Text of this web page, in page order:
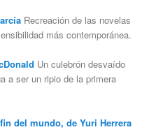
Recreación de las novelas
más contemporánea.
Un culebrón desvaído
a ser un ripio de la primera
del mundo, de Yuri Herrera